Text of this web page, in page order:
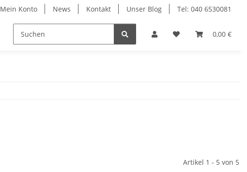
Mein Konto News Kontakt Unser Blog Tel: 040 6530081
0,00 €
Artikel 1 - 5 von 5